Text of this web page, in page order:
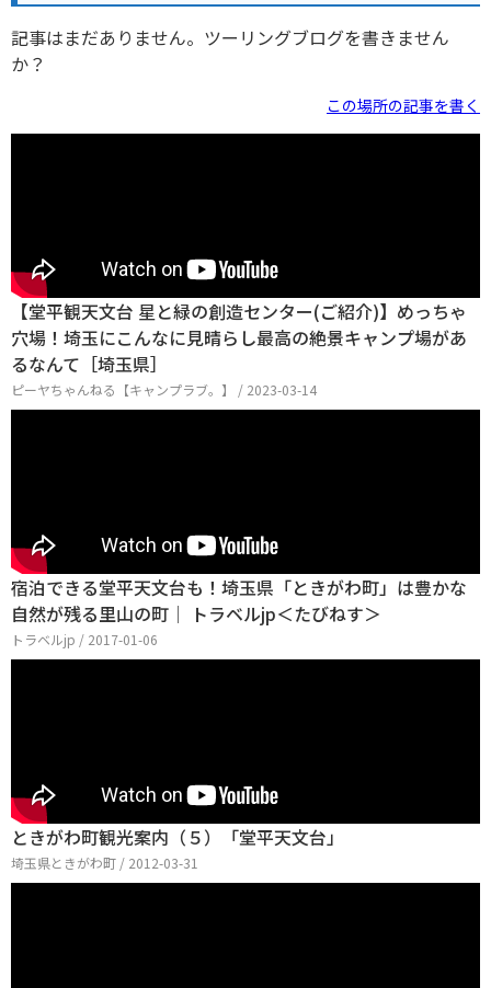
記事はまだありません。ツーリングブログを書きません
か？
この場所の記事を書く
【堂平観天文台 星と緑の創造センター(ご紹介)】めっちゃ
穴場！埼玉にこんなに見晴らし最高の絶景キャンプ場があ
るなんて［埼玉県］
ピーヤちゃんねる【キャンプラブ。】 / 2023-03-14
宿泊できる堂平天文台も！埼玉県「ときがわ町」は豊かな
自然が残る里山の町│ トラベルjp＜たびねす＞
トラベルjp / 2017-01-06
ときがわ町観光案内（５）「堂平天文台」
埼玉県ときがわ町 / 2012-03-31